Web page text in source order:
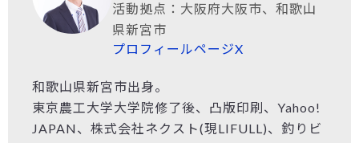
活動拠点：大阪府大阪市、和歌山
県新宮市
プロフィールページX
和歌山県新宮市出身。
東京農工大学大学院修了後、凸版印刷、Yahoo!
JAPAN、株式会社ネクスト(現LIFULL)、釣りビ